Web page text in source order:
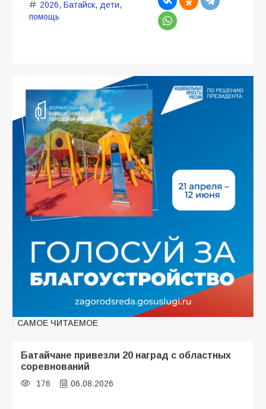
2026, Батайск, дети,
помощь
САМОЕ ЧИТАЕМОЕ
Батайчане привезли 20 наград с областных
соревнований
176 06.08.2026